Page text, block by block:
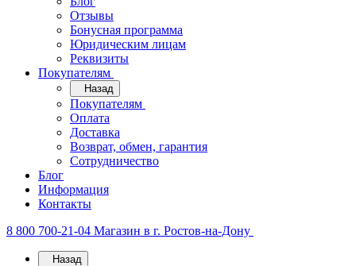
Отзывы
Бонусная программа
Юридическим лицам
Реквизиты
Покупателям
Назад
Покупателям
Оплата
Доставка
Возврат, обмен, гарантия
Сотрудничество
Блог
Информация
Контакты
8 800 700-21-04 Магазин в г. Ростов-на-Дону
Назад